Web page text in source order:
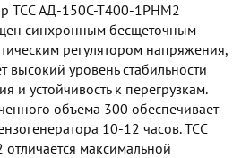
TCC АД-150С-Т400-1РНМ2
синхронным беcщеточным
регулятором напряжения,
высокий уровень стабильности
и устойчивость к перегрузкам.
объема 300 обеспечивает
10-12 часов. TCC
максимальной